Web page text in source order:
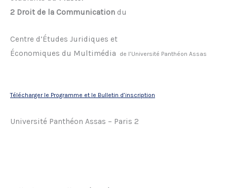
2 Droit de la Communication du
Centre d’Études Juridiques et
Économiques du Multimédia
de l’Université Panthéon Assas
Télécharger le Programme et le Bulletin d’inscription
Université Panthéon Assas – Paris 2